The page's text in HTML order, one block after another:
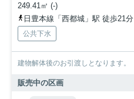
249.41㎡ (-)
日豊本線「西都城」駅 徒歩21分
公共下水
建物解体後のお引渡しとなります。
販売中の区画